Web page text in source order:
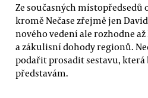
Ze současných
kromě Nečase zřejmě jen
nového vedení ale rozhodne
a zákulisní dohody regionů.
podařit prosadit sestavu,
představám.